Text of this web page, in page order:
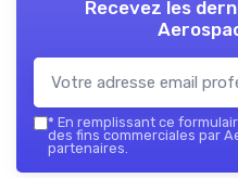
Recevez les
* En remplissant ce
des fins commerciales par
partenaires.